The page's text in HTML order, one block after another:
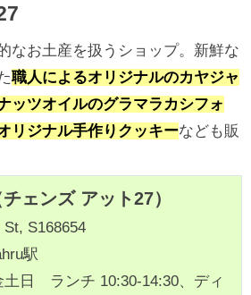
なお土産を扱うショップ。新鮮な
職人によるオリジナルのカヤジャ
ッツオイルのグラマラカシフォ
リジナル手作りクッキーなども販
ェンズ アット27）
S168654
駅
土日 ランチ 10:30-14:30、ディ